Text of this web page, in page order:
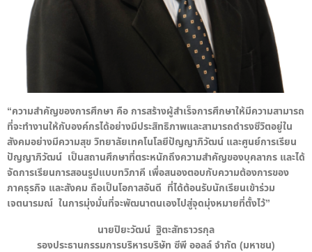
“ความสำคัญของการศึกษา คือ การสร้างผู้สำเร็จการศึกษาให้มีความสามารถ
ที่จะทำงานให้กับองค์กรได้อย่างมีประสิทธิภาพและสามารถดำรงชีวิตอยู่ใน
สังคมอย่างมีความสุข วิทยาลัยเทคโนโลยีปัญญาภิวัฒน์ และศูนย์การเรียน
ปัญญาภิวัฒน์ เป็นสถานศึกษาที่ตระหนักถึงความสำคัญของบุคลากร และได้
จัดการเรียนการสอนรูปแบบทวิภาคี เพื่อสนองตอบกับความต้องการของ
ภาคธุรกิจ และสังคม ถือเป็นโอกาสอันดี ที่ได้ต้อนรับนักเรียนเข้าร่วม
เจตนารมณ์ ในการมุ่งมั่นที่จะพัฒนาตนเองไปสู่จุดมุ่งหมายที่ตั้งไว้”
นายปิยะวัฒน์ ฐิตะสัทธาวรกุล
รองประธานกรรมการบริหารบริษัท ซีพี ออลล์ จำกัด (มหาชน)